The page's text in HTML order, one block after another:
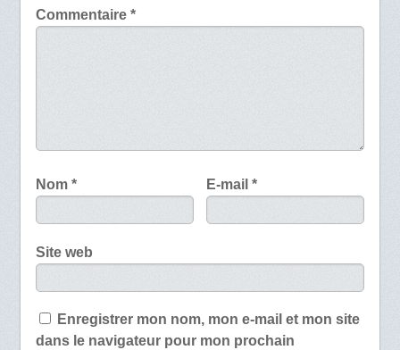
Commentaire *
Nom * E-mail*
Site web
Enregistrer mon nom, mon e-mail et mon site
dans le navigateur pour mon prochain